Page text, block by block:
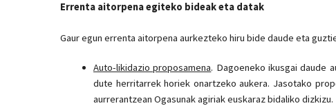
Errenta aitorpena egiteko bideak eta datak
Gaur egun errenta aitorpena aurkezteko hiru bide daude eta
Auto-likidazio proposamena. Dagoeneko ikusgai daude
dute herritarrek horiek onartzeko aukera. Jasotako
aurrerantzean Ogasunak agiriak euskaraz bidaliko dizkizu.